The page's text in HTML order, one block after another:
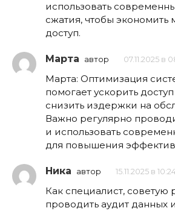
использовать
сжатия, чтобы экономить
доступ.
Марта автор 07.11.2025 в
Марта: Оптимизация
помогает ускорить
снизить издержки на
Важно регулярно
и использовать
для повышения
Ника автор 15.11.2025 в
Как специалист, советую
проводить аудит данных